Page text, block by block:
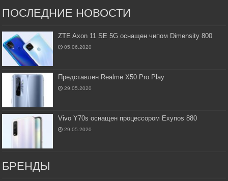
ПОСЛЕДНИЕ НОВОСТИ
ZTE Axon 11 SE 5G оснащен чипом Dimensity 800
05.06.2020
Представлен Realme X50 Pro Play
29.05.2020
Vivo Y70s оснащен процессором Exynos 880
29.05.2020
БРЕНДЫ